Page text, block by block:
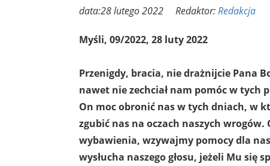
data:28 lutego 2022 Redaktor:Redakcja
Myśli, 09/2022, 28 luty 2022
Przenigdy, bracia, nie drażnijcie Pana
nawet nie zechciał nam pomóc w tych
On moc obronić nas w tych dniach, w
zgubić nas na oczach naszych wrogów.
wybawienia, wzywajmy pomocy dla
wysłucha naszego głosu, jeżeli Mu się